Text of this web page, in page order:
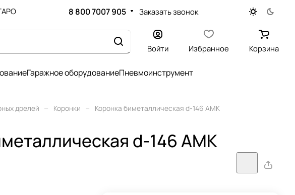
8 800 7007 905 Заказать звонок
Войти Избранное Корзина
Гаражное оборудованиеПневмоинструмент
дрелей – Коронки – Коронка биметаллическая d-146 АМК
d-146 АМК